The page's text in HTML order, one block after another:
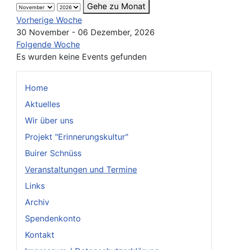
Home
Aktuelles
Wir über uns
Projekt "Erinnerungskultur"
Buirer Schnüss
Veranstaltungen und Termine
Links
Archiv
Spendenkonto
Kontakt
Gehe zu Monat
Vorherige Woche
30 November - 06 Dezember, 2026
Folgende Woche
Es wurden keine Events gefunden